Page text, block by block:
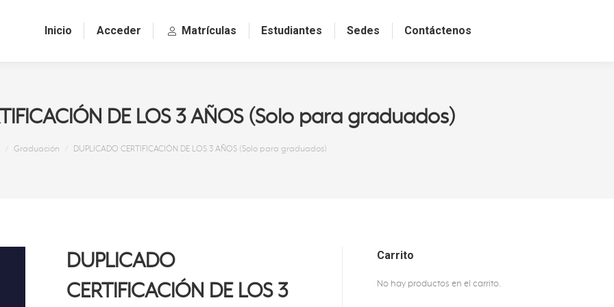
Inicio Acceder Matrículas Estudiantes Sedes Contáctenos
DE LOS 3 AÑOS (Solo para graduados)
Graduación DUPLICADO CERTIFICACIÓN DE LOS 3 AÑOS (Solo para graduados)
DUPLICADO
CERTIFICACIÓN DE LOS 3
Carrito
No hay productos en el carrito.